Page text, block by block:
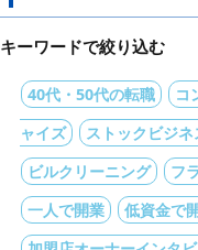
キーワードで絞り込む
40代・50代の転職 コ
ャイズ
ストックビジネ
ビルクリーニング
フ
一人で開業
低資金で